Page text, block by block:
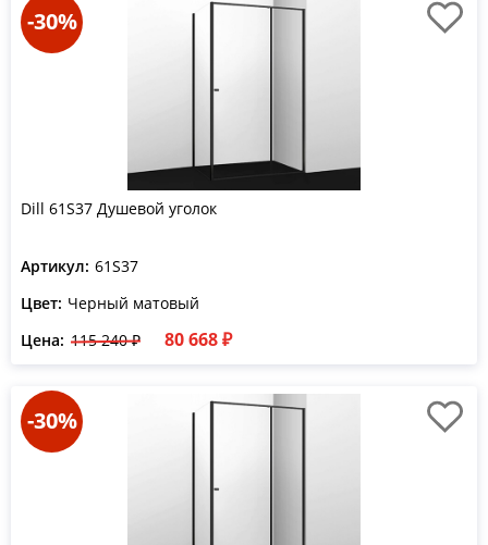
-30%
Dill 61S37 Душевой уголок
Артикул: 61S37
Цвет: Черный матовый
Цена: 115 240 ₽ 80 668 ₽
-30%